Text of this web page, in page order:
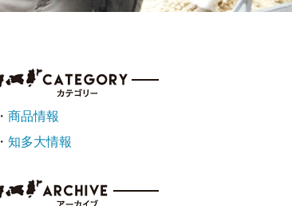
・ 商品情報
・ 知多大情報